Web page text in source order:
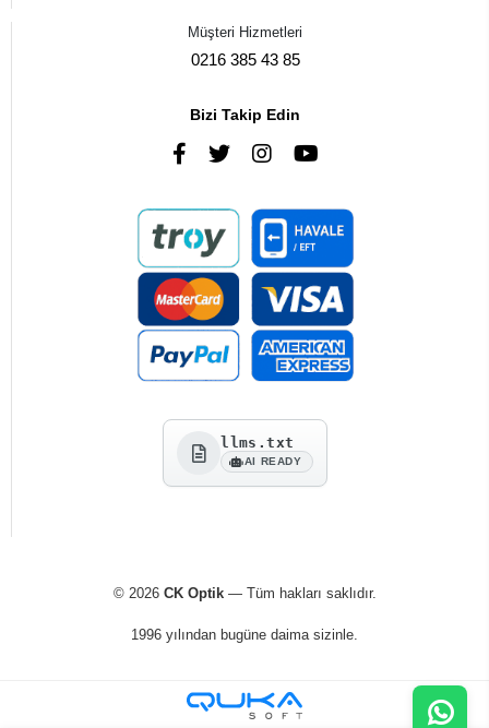
Müşteri Hizmetleri
0216 385 43 85
Bizi Takip Edin
llms.txt
AI READY
© 2026 CK Optik— Tüm hakları saklıdır.
1996 yılından bugüne daima sizinle.